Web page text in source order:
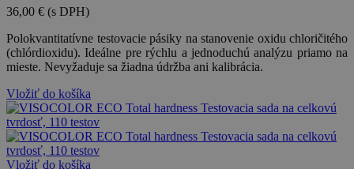
36,00 € (s DPH)
Polokvantitatívne testovacie pásiky na stanovenie oxidu chloričitého
(chlórdioxidu). Ideálne pre rýchlu a jednoduchú analýzu priamo na
mieste. Nevyžaduje sa žiadna údržba ani kalibrácia.
Vložiť do košíka
Vložiť do košíka